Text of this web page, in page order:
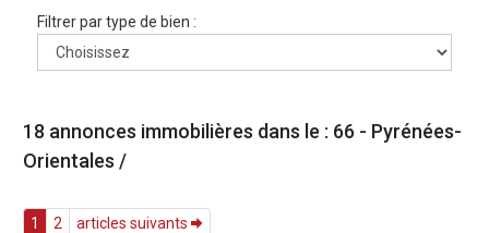
Filtrer par type de bien :
18 annonces immobilières dans le : 66 - Pyrénées-
Orientales /
1 2 articles suivants